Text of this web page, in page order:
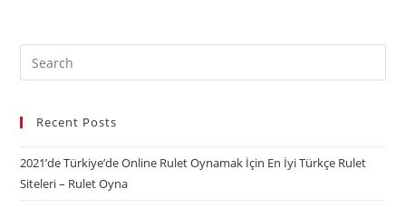
Recent Posts
2021’de Türkiye’de Online Rulet Oynamak İçin En İyi Türkçe Rulet
Siteleri – Rulet Oyna